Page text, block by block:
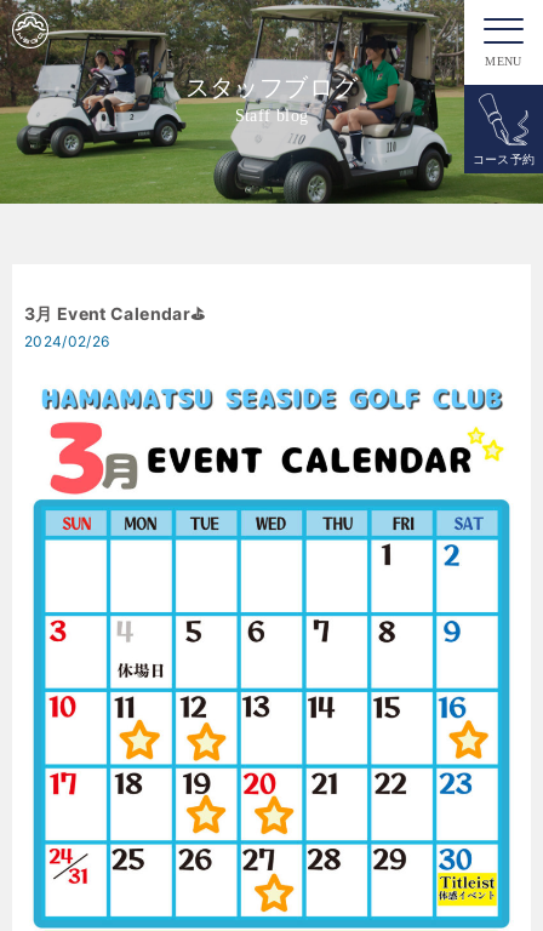
MENU
コース予約
スタッフブログ
Staff blog
3月 Event Calendar⛳️
2024/02/26